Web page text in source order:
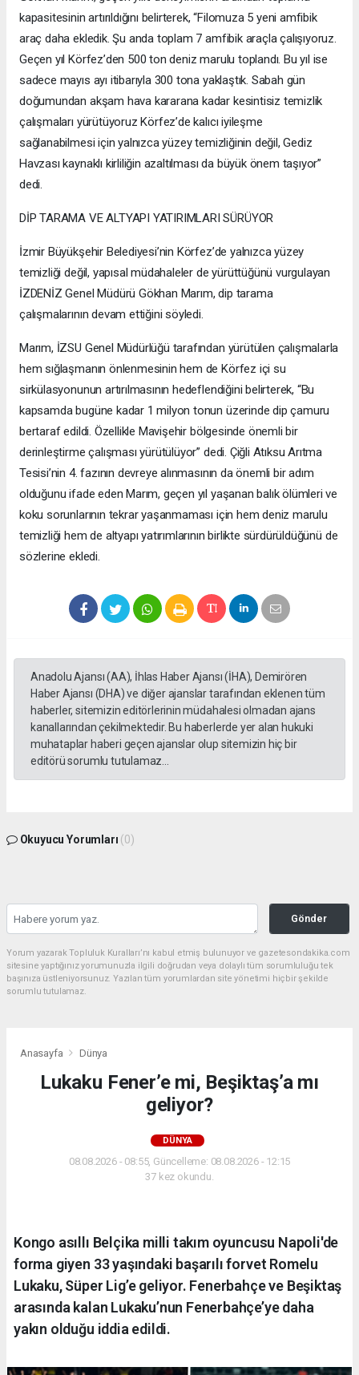
kapasitesinin artırıldığını belirterek, “Filomuza 5 yeni amfibik
araç daha ekledik. Şu anda toplam 7 amfibik araçla çalışıyoruz.
Geçen yıl Körfez’den 500 ton deniz marulu toplandı. Bu yıl ise
sadece mayıs ayı itibarıyla 300 tona yaklaştık. Sabah gün
doğumundan akşam hava kararana kadar kesintisiz temizlik
çalışmaları yürütüyoruz Körfez’de kalıcı iyileşme
sağlanabilmesi için yalnızca yüzey temizliğinin değil, Gediz
Havzası kaynaklı kirliliğin azaltılması da büyük önem taşıyor”
dedi.
DİP TARAMA VE ALTYAPI YATIRIMLARI SÜRÜYOR
İzmir Büyükşehir Belediyesi’nin Körfez’de yalnızca yüzey
temizliği değil, yapısal müdahaleler de yürüttüğünü vurgulayan
İZDENİZ Genel Müdürü Gökhan Marım, dip tarama
çalışmalarının devam ettiğini söyledi.
Marım, İZSU Genel Müdürlüğü tarafından yürütülen çalışmalarla
hem sığlaşmanın önlenmesinin hem de Körfez içi su
sirkülasyonunun artırılmasının hedeflendiğini belirterek, “Bu
kapsamda bugüne kadar 1 milyon tonun üzerinde dip çamuru
bertaraf edildi. Özellikle Mavişehir bölgesinde önemli bir
derinleştirme çalışması yürütülüyor” dedi. Çiğli Atıksu Arıtma
Tesisi’nin 4. fazının devreye alınmasının da önemli bir adım
olduğunu ifade eden Marım, geçen yıl yaşanan balık ölümleri ve
koku sorunlarının tekrar yaşanmaması için hem deniz marulu
temizliği hem de altyapı yatırımlarının birlikte sürdürüldüğünü de
sözlerine ekledi.
Anadolu Ajansı (AA), İhlas Haber Ajansı (İHA), Demirören
Haber Ajansı (DHA) ve diğer ajanslar tarafından eklenen tüm
haberler, sitemizin editörlerinin müdahalesi olmadan ajans
kanallarından çekilmektedir. Bu haberlerde yer alan hukuki
muhataplar haberi geçen ajanslar olup sitemizin hiç bir
editörü sorumlu tutulamaz...
Okuyucu Yorumları (0)
Gönder
Yorum yazarak Topluluk Kuralları’nı kabul etmiş bulunuyor ve gazetesondakika.com
sitesine yaptığınız yorumunuzla ilgili doğrudan veya dolaylı tüm sorumluluğu tek
başınıza üstleniyorsunuz. Yazılan tüm yorumlardan site yönetimi hiçbir şekilde
sorumlu tutulamaz.
Anasayfa Dünya
Lukaku Fener’e mi, Beşiktaş’a mı
geliyor?
DÜNYA
08.08.2026 - 08:55, Güncelleme: 08.08.2026 - 12:15
37 kez okundu.
Kongo asıllı Belçika milli takım oyuncusu Napoli'de
forma giyen 33 yaşındaki başarılı forvet Romelu
Lukaku, Süper Lig’e geliyor. Fenerbahçe ve Beşiktaş
arasında kalan Lukaku’nun Fenerbahçe’ye daha
yakın olduğu iddia edildi.